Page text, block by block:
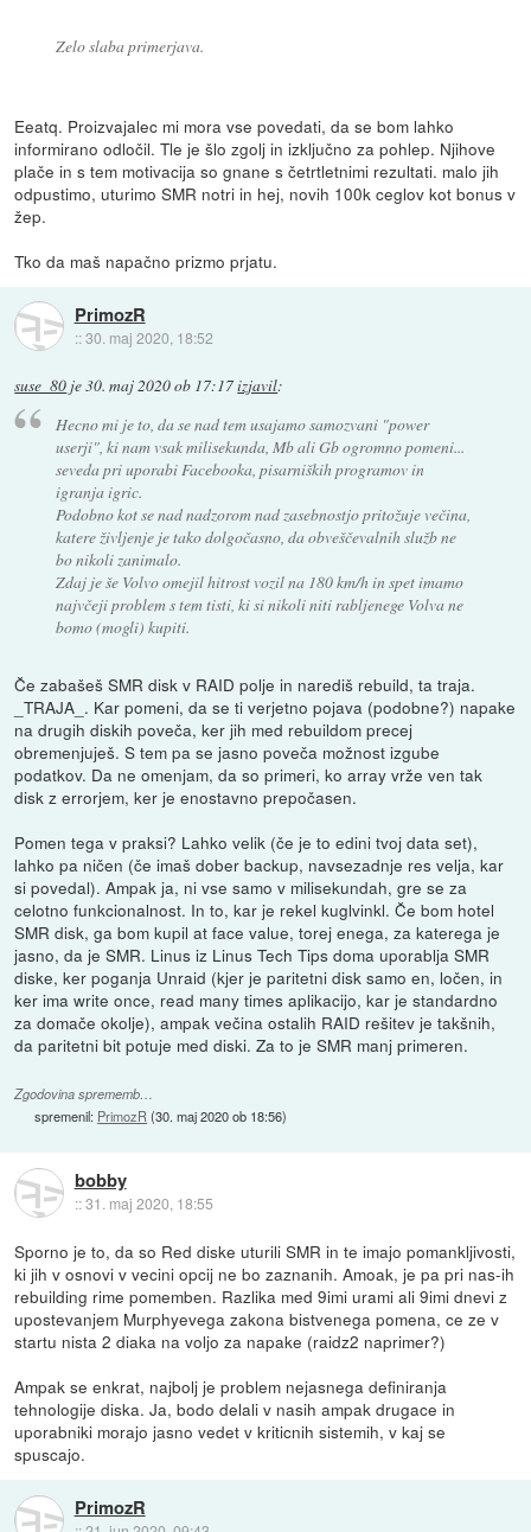
Zelo slaba primerjava.
Eeatq. Proizvajalec mi mora vse povedati, da se bom lahko
informirano odločil. Tle je šlo zgolj in izključno za pohlep. Njihove
plače in s tem motivacija so gnane s četrtletnimi rezultati. malo jih
odpustimo, uturimo SMR notri in hej, novih 100k ceglov kot bonus v
žep.
Tko da maš napačno prizmo prjatu.
PrimozR
::30. maj 2020, 18:52
suse_80 je30. maj 2020 ob 17:17izjavil:
Hecno mi je to, da se nad tem usajamo samozvani "power
userji", ki nam vsak milisekunda, Mb ali Gb ogromno pomeni...
seveda pri uporabi Facebooka, pisarniških programov in
igranja igric.
Podobno kot se nad nadzorom nad zasebnostjo pritožuje večina,
katere življenje je tako dolgočasno, da obveščevalnih služb ne
bo nikoli zanimalo.
Zdaj je še Volvo omejil hitrost vozil na 180 km/h in spet imamo
najvčeji problem s tem tisti, ki si nikoli niti rabljenege Volva ne
bomo (mogli) kupiti.
Če zabašeš SMR disk v RAID polje in narediš rebuild, ta traja.
_TRAJA_. Kar pomeni, da se ti verjetno pojava (podobne?) napake
na drugih diskih poveča, ker jih med rebuildom precej
obremenjuješ. S tem pa se jasno poveča možnost izgube
podatkov. Da ne omenjam, da so primeri, ko array vrže ven tak
disk z errorjem, ker je enostavno prepočasen.
Pomen tega v praksi? Lahko velik (če je to edini tvoj data set),
lahko pa ničen (če imaš dober backup, navsezadnje res velja, kar
si povedal). Ampak ja, ni vse samo v milisekundah, gre se za
celotno funkcionalnost. In to, kar je rekel kuglvinkl. Če bom hotel
SMR disk, ga bom kupil at face value, torej enega, za katerega je
jasno, da je SMR. Linus iz Linus Tech Tips doma uporablja SMR
diske, ker poganja Unraid (kjer je paritetni disk samo en, ločen, in
ker ima write once, read many times aplikacijo, kar je standardno
za domače okolje), ampak večina ostalih RAID rešitev je takšnih,
da paritetni bit potuje med diski. Za to je SMR manj primeren.
Zgodovina sprememb…
spremenil: PrimozR(30. maj 2020 ob 18:56)
bobby
::31. maj 2020, 18:55
Sporno je to, da so Red diske uturili SMR in te imajo pomankljivosti,
ki jih v osnovi v vecini opcij ne bo zaznanih. Amoak, je pa pri nas-ih
rebuilding rime pomemben. Razlika med 9imi urami ali 9imi dnevi z
upostevanjem Murphyevega zakona bistvenega pomena, ce ze v
startu nista 2 diaka na voljo za napake (raidz2 naprimer?)
Ampak se enkrat, najbolj je problem nejasnega definiranja
tehnologije diska. Ja, bodo delali v nasih ampak drugace in
uporabniki morajo jasno vedet v kriticnih sistemih, v kaj se
spuscajo.
PrimozR